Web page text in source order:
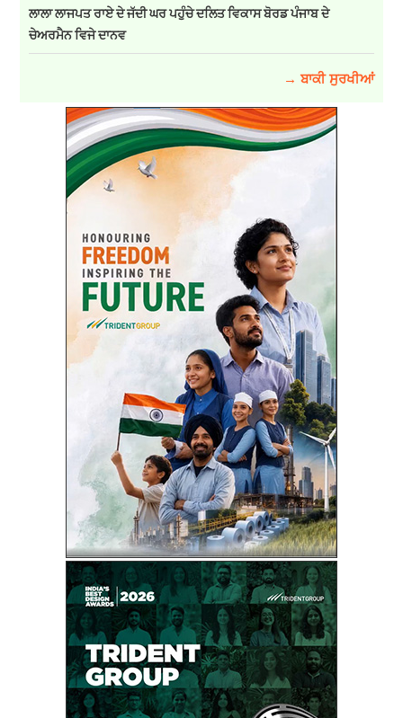
ਲਾਲਾ ਲਾਜਪਤ ਰਾਏ ਦੇ ਜੱਦੀ ਘਰ ਪਹੁੰਚੇ ਦਲਿਤ ਵਿਕਾਸ ਬੋਰਡ ਪੰਜਾਬ ਦੇ
ਚੇਅਰਮੈਨ ਵਿਜੇ ਦਾਨਵ
→ ਬਾਕੀ ਸੁਰਖੀਆਂ